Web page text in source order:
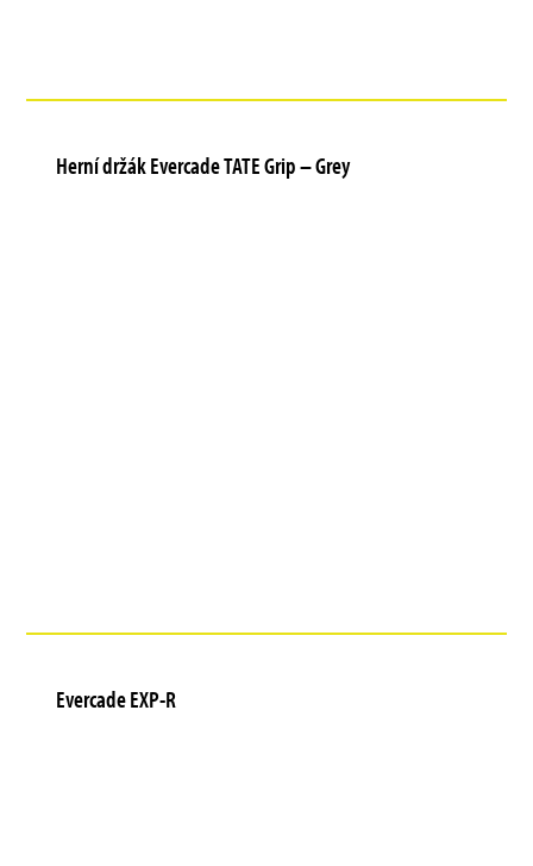
Herní držák Evercade TATE Grip – Grey
Evercade EXP-R